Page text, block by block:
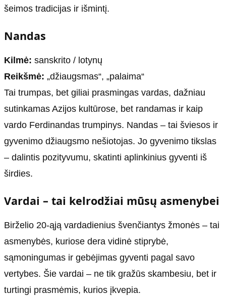
šeimos tradicijas ir išmintį.
Nandas
Kilmė: sanskrito / lotynų
Reikšmė: „džiaugsmas“, „palaima“
Tai trumpas, bet giliai prasmingas vardas, dažniau
sutinkamas Azijos kultūrose, bet randamas ir kaip
vardo Ferdinandas trumpinys. Nandas – tai šviesos ir
gyvenimo džiaugsmo nešiotojas. Jo gyvenimo tikslas
– dalintis pozityvumu, skatinti aplinkinius gyventi iš
širdies.
Vardai – tai kelrodžiai mūsų asmenybei
Birželio 20-ąją vardadienius švenčiantys žmonės – tai
asmenybės, kuriose dera vidinė stiprybė,
sąmoningumas ir gebėjimas gyventi pagal savo
vertybes. Šie vardai – ne tik gražūs skambesiu, bet ir
turtingi prasmėmis, kurios įkvepia.